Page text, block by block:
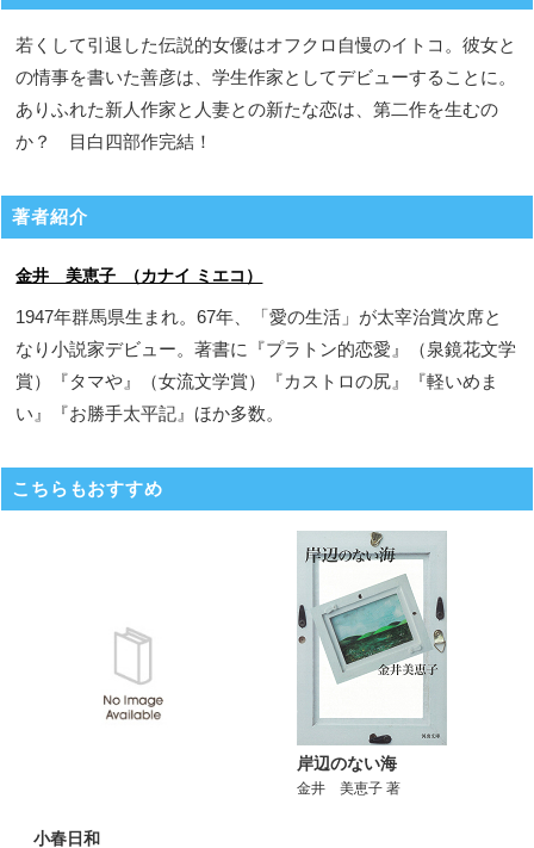
若くして引退した伝説的女優はオフクロ自慢のイトコ。彼女と
の情事を書いた善彦は、学生作家としてデビューすることに。
ありふれた新人作家と人妻との新たな恋は、第二作を生むの
か？ 目白四部作完結！
著者紹介
金井 美恵子 （カナイ ミエコ）
1947年群馬県生まれ。67年、「愛の生活」が太宰治賞次席と
なり小説家デビュー。著書に『プラトン的恋愛』（泉鏡花文学
賞）『タマや』（女流文学賞）『カストロの尻』『軽いめま
い』『お勝手太平記』ほか多数。
こちらもおすすめ
小春日和
岸辺のない海
金井 美恵子 著